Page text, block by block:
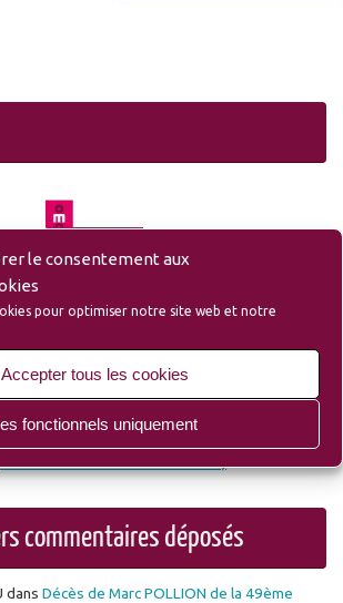
le consentement aux
pour optimiser notre site web et notre
Accepter tous les cookies
fonctionnels uniquement
et sympathisants de l’Amicale
EPIL-Campus
commentaires déposés
dans Décès de Marc POLLION de la 49ème